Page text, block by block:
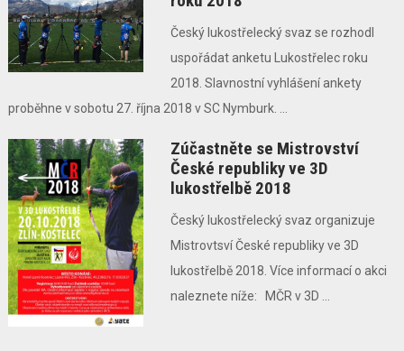
Český lukostřelecký svaz se rozhodl
uspořádat anketu Lukostřelec roku
2018. Slavnostní vyhlášení ankety
proběhne v sobotu 27. října 2018 v SC Nymburk. ...
Zúčastněte se Mistrovství
České republiky ve 3D
lukostřelbě 2018
Český lukostřelecký svaz organizuje
Mistrovtsví České republiky ve 3D
lukostřelbě 2018. Více informací o akci
naleznete níže: MČR v 3D ...